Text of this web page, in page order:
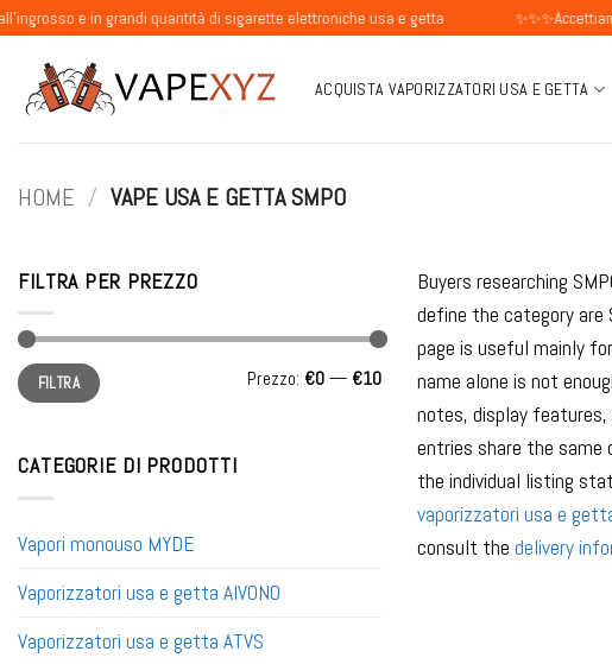
Salta
contenuti
e in grandi quantità di sigarette elettroniche usa e getta ✨✨✨Accettiamo
ACQUISTA VAPORIZZATORI USA E GETTA
HOME / VAPE USA E GETTA SMPO
FILTRA PER PREZZO
Prezzo
Min
Prezzo
MaxFILTRA Prezzo: €0 — €10
CATEGORIE DI PRODOTTI
Vapori monouso MYDE
Vaporizzatori usa e getta AIVONO
Vaporizzatori usa e getta ATVS
Buyers researching
define the category are
page is useful mainly
name alone is not
notes, display
entries share the same
the individual listing
vaporizzatori usa e
consult the delivery